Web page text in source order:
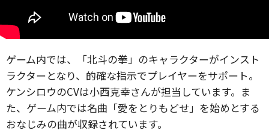
ゲーム内では、「北斗の拳」のキャラクターがインスト
ラクターとなり、的確な指示でプレイヤーをサポート。
ケンシロウのCVは小西克幸さんが担当しています。ま
た、ゲーム内では名曲「愛をとりもどせ」を始めとする
おなじみの曲が収録されています。